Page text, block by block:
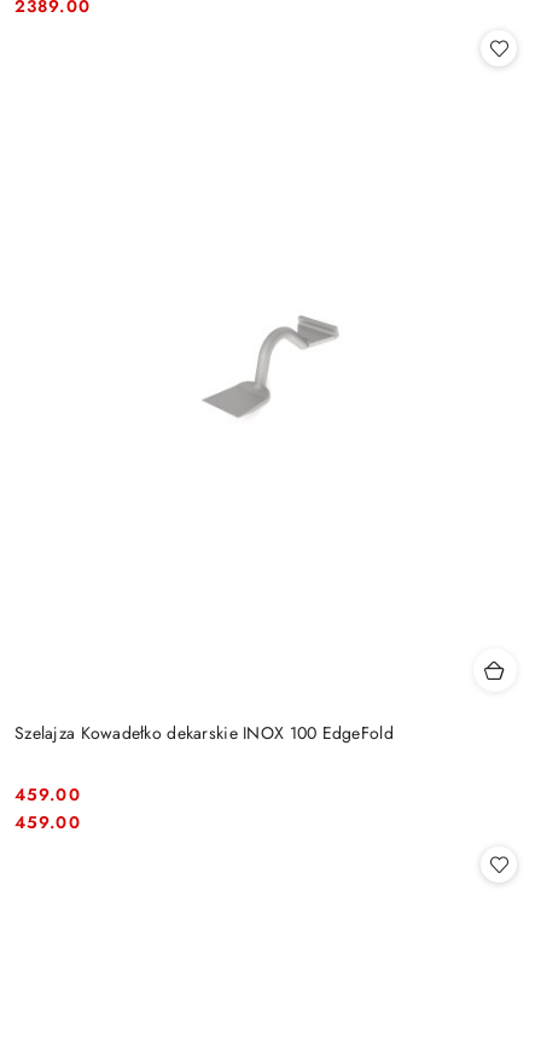
Cena:
2389.00
Szelajza Kowadełko dekarskie INOX 100 EdgeFold
Cena:
459.00
Cena:
459.00